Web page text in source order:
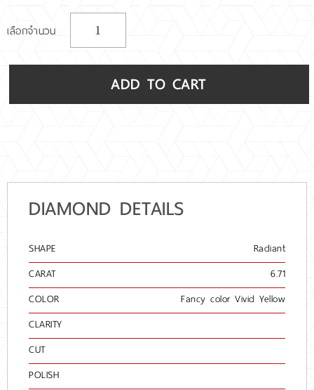
เลือกจำนวน
ADD TO CART
DIAMOND DETAILS
SHAPE
Radiant
CARAT
6.71
COLOR
Fancy color Vivid Yellow
CLARITY
CUT
POLISH